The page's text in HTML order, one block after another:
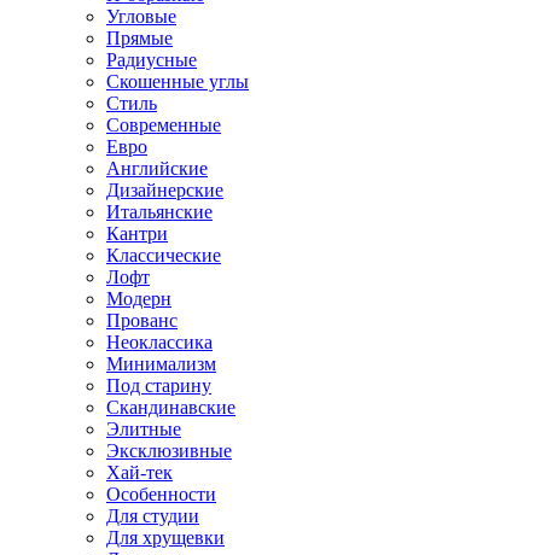
Угловые
Прямые
Радиусные
Скошенные углы
Стиль
Современные
Евро
Английские
Дизайнерские
Итальянские
Кантри
Классические
Лофт
Модерн
Прованс
Неоклассика
Минимализм
Под старину
Скандинавские
Элитные
Эксклюзивные
Хай-тек
Особенности
Для студии
Для хрущевки